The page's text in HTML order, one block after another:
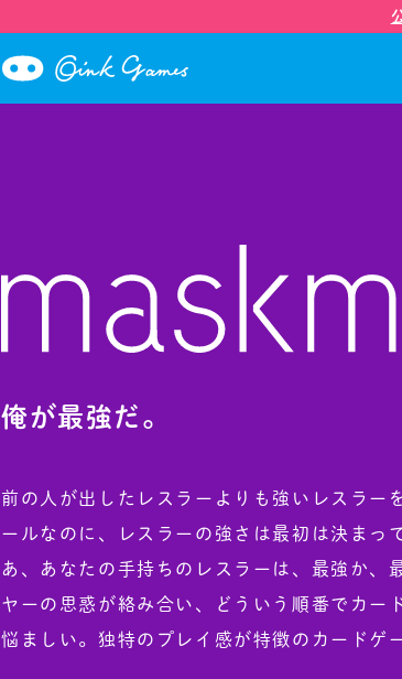
俺が最強だ。
前の人が出したレスラーよりも強いレスラー
ールなのに、レスラーの強さは最初は決まっ
あ、あなたの手持ちのレスラーは、最強か、
ヤーの思惑が絡み合い、どういう順番でカー
悩ましい。独特のプレイ感が特徴のカードゲ